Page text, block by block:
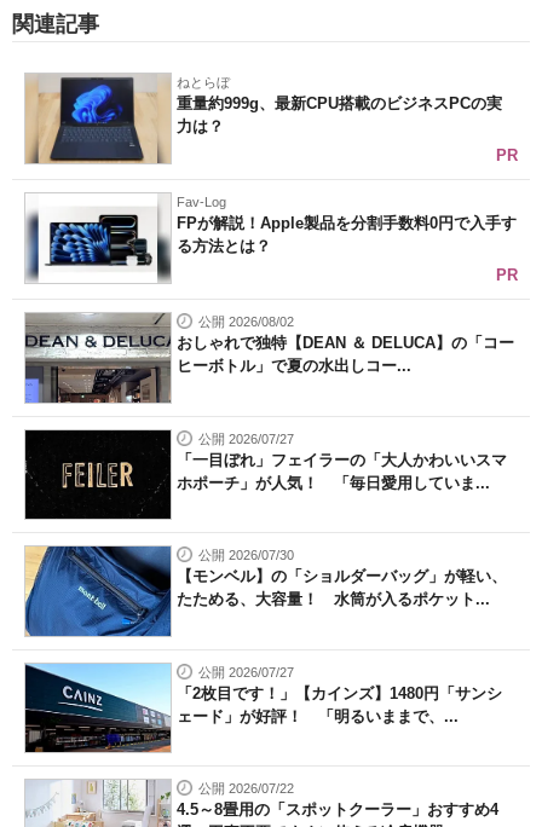
関連記事
ねとらぼ
重量約999g、最新CPU搭載のビジネスPCの実
力は？
PR
Fav-Log
FPが解説！Apple製品を分割手数料0円で入手す
る方法とは？
PR
公開 2026/08/02
おしゃれで独特【DEAN ＆ DELUCA】の「コー
ヒーボトル」で夏の水出しコー...
公開 2026/07/27
「一目ぼれ」フェイラーの「大人かわいいスマ
ホポーチ」が人気！ 「毎日愛用していま...
公開 2026/07/30
【モンベル】の「ショルダーバッグ」が軽い、
たためる、大容量！ 水筒が入るポケット...
公開 2026/07/27
「2枚目です！」【カインズ】1480円「サンシ
ェード」が好評！ 「明るいままで、...
公開 2026/07/22
4.5～8畳用の「スポットクーラー」おすすめ4